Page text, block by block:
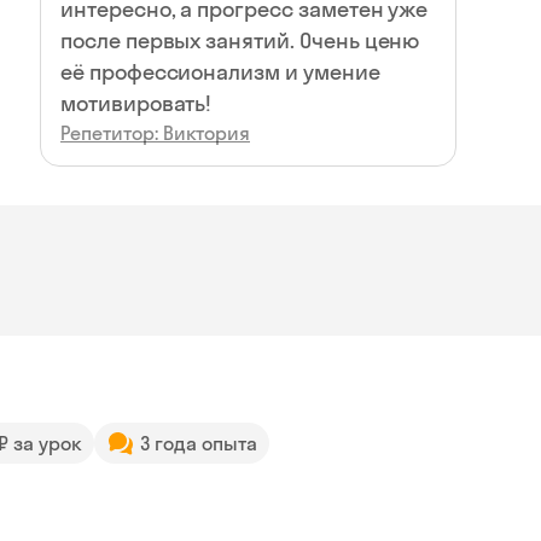
интересно, а прогресс заметен уже
после первых занятий. Очень ценю
её профессионализм и умение
мотивировать!
Репетитор: Виктория
за урок 3 года опыта